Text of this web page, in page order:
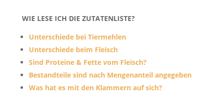
WIE LESE ICH DIE ZUTATENLISTE?
Unterschiede bei Tiermehlen
Unterschiede beim Fleisch
Sind Proteine & Fette vom Fleisch?
Bestandteile sind nach Mengenanteil angegeben
Was hat es mit den Klammern auf sich?